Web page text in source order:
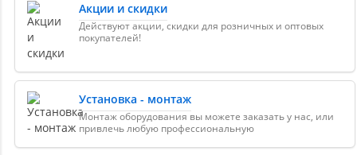
Акции и скидки
Действуют акции, скидки для розничных и оптовых
покупателей!
Установка - монтаж
Монтаж оборудования вы можете заказать у нас, или
привлечь любую профессиональную